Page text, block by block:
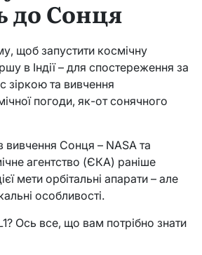
до Сонця
щоб запустити космічну
в Індії – для спостереження за
та вивчення
погоди, як-от сонячного
вивчення Сонця – NASA та
агентство (ЄКА) раніше
мети орбітальні апарати – але
особливості.
Ось все, що вам потрібно знати